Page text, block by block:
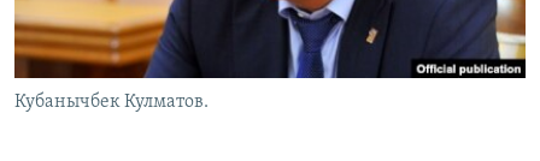
Кубанычбек Кулматов.